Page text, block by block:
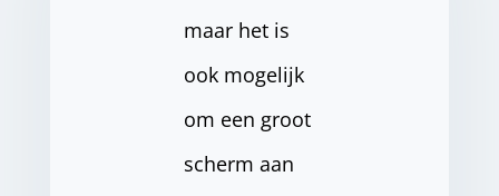
maar het is
ook mogelijk
om een groot
scherm aan